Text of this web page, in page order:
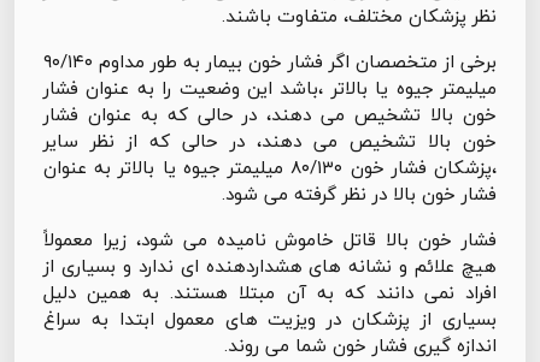
نظر پزشکان مختلف، متفاوت باشند.
برخی از متخصصان اگر فشار خون بیمار به طور مداوم ۹۰/۱۴۰
میلیمتر جیوه یا بالاتر ،باشد این وضعیت را به عنوان فشار
خون بالا تشخیص می دهند، در حالی که به عنوان فشار
خون بالا تشخیص می دهند، در حالی که از نظر سایر
،پزشکان فشار خون ۸۰/۱۳۰ میلیمتر جیوه یا بالاتر به عنوان
فشار خون بالا در نظر گرفته می شود.
فشار خون بالا قاتل خاموش نامیده می شود، زیرا معمولاً
هیچ علائم و نشانه های هشداردهنده ای ندارد و بسیاری از
افراد نمی دانند که به آن مبتلا هستند. به همین دلیل
بسیاری از پزشکان در ویزیت های معمول ابتدا به سراغ
اندازه گیری فشار خون شما می روند.